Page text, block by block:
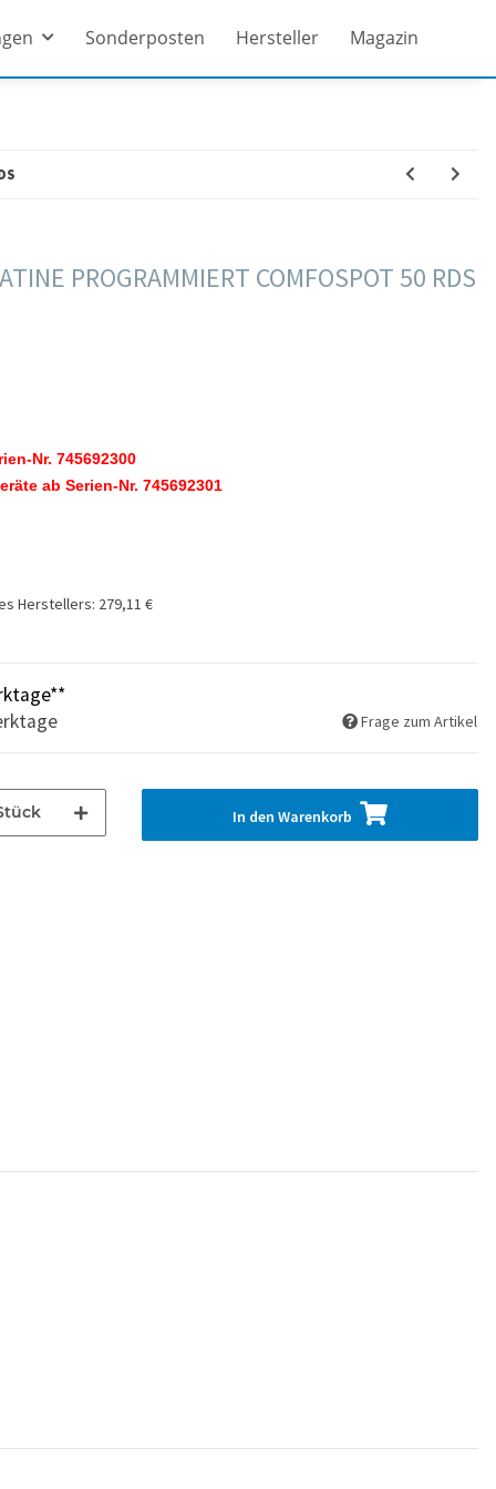
Sonderposten Hersteller Magazin
PROGRAMMIERT COMFOSPOT 50 RDS
Nr. 745692300
ab Serien-Nr. 745692301
Herstellers: 279,11 €
Frage zum Artikel
In den Warenkorb